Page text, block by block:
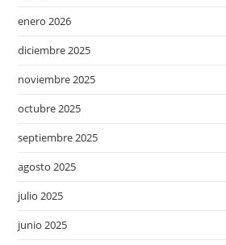
enero 2026
diciembre 2025
noviembre 2025
octubre 2025
septiembre 2025
agosto 2025
julio 2025
junio 2025